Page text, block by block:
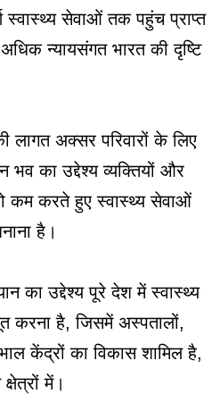
स्वास्थ्य सेवाओं तक पहुंच प्राप्त
न्यायसंगत भारत की दृष्टि
लागत अक्सर परिवारों के लिए
का उद्देश्य व्यक्तियों और
को कम करते हुए स्वास्थ्य सेवाओं
है।
का उद्देश्य पूरे देश में स्वास्थ्य
करना है, जिसमें अस्पतालों,
केंद्रों का विकास शामिल है,
में।